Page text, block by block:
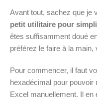
Avant tout, sachez que je
petit utilitaire pour
êtes suffisamment doué
préférez le faire à la main,
Pour commencer, il faut
hexadécimal pour pouvoir
Excel manuellement. Il en